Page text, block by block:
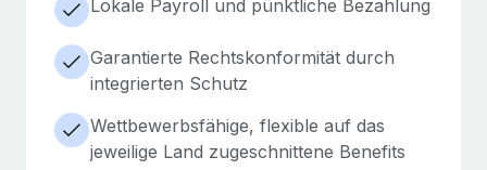
Lokale Payroll und pünktliche Bezahlung
Garantierte Rechtskonformität durch
integrierten Schutz
Wettbewerbsfähige, flexible auf das
jeweilige Land zugeschnittene Benefits